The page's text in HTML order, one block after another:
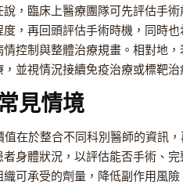
，臨床上醫療團隊可先評估手
，再回頭評估手術時機，同時
控制與整體治療規畫。相對地
並視情況接續免疫治療或標靶治
見情境
在於整合不同科別醫師的資訊
身體狀況，以評估能否手術、
可承受的劑量，降低副作用風